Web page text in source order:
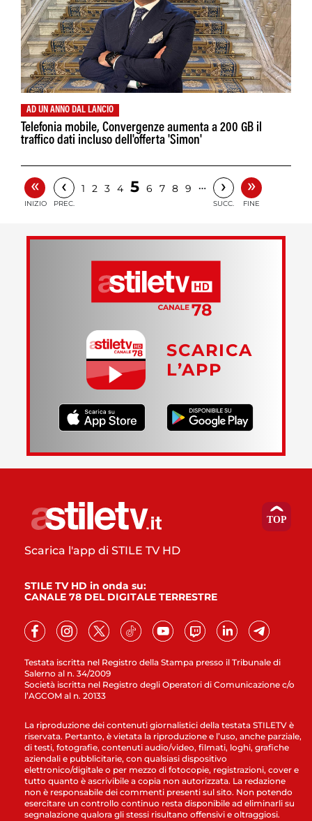
AD UN ANNO DAL LANCIO
Telefonia mobile, Convergenze aumenta a 200 GB il
traffico dati incluso dell'offerta 'Simon'
«
INIZIO
‹
PREC.
1 2 3 4 5 6 7 8 9 … ›
SUCC.
»
FINE
SCARICA
L’APP
Testata iscritta nel Registro della Stampa presso il Tribunale di
Salerno al n. 34/2009
Società iscritta nel Registro degli Operatori di Comunicazione c/o
l’AGCOM al n. 20133
Scarica l'app di STILE TV HD
STILE TV HD in onda su:
CANALE 78 DEL DIGITALE TERRESTRE
La riproduzione dei contenuti giornalistici della testata STILETV è
riservata. Pertanto, è vietata la riproduzione e l’uso, anche parziale,
di testi, fotografie, contenuti audio/video, filmati, loghi, grafiche
aziendali e pubblicitarie, con qualsiasi dispositivo
elettronico/digitale o per mezzo di fotocopie, registrazioni, cover e
tutto quanto è ascrivibile a copia non autorizzata. La redazione
non è responsabile dei commenti presenti sul sito. Non potendo
esercitare un controllo continuo resta disponibile ad eliminarli su
segnalazione qualora gli stessi risultano offensivi e oltraggiosi.